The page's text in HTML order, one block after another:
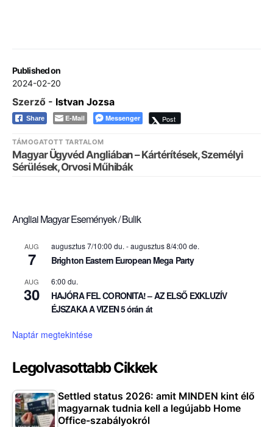
Published on
2024-02-20
Szerző - Istvan Jozsa
Share E-Mail Messenger Post
TÁMOGATOTT TARTALOM
Magyar Ügyvéd Angliában – Kártérítések, Személyi
Sérülések, Orvosi Műhibák
Angliai Magyar Események / Bulik
AUG
7
augusztus 7/10:00 du. -augusztus 8/4:00 de.
Brighton Eastern European Mega Party
AUG
30
6:00 du.
HAJÓRA FEL CORONITA! – AZ ELSŐ EXKLUZÍV
ÉJSZAKA A VIZEN 5 órán át
Naptár megtekintése
Legolvasottabb Cikkek
Settled status 2026: amit MINDEN kint élő
magyarnak tudnia kell a legújabb Home
Office-szabályokról